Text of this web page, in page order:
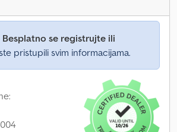
Besplatno se registrujte ili
pristupili svim informacijama.